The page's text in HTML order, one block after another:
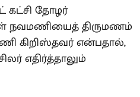
கட்சி தோழர்
நவமணியைத் திருமணம்
கிறிஸ்தவர் என்பதால்,
எதிர்த்தாலும்